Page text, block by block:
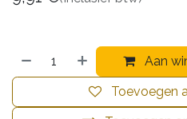
Aan
Toevoegen